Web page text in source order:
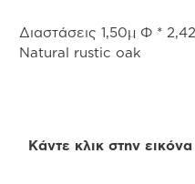
Διαστάσεις 1,50μ Φ *
Natural rustic oak
Κάντε κλικ στην
! Ενδέχεται